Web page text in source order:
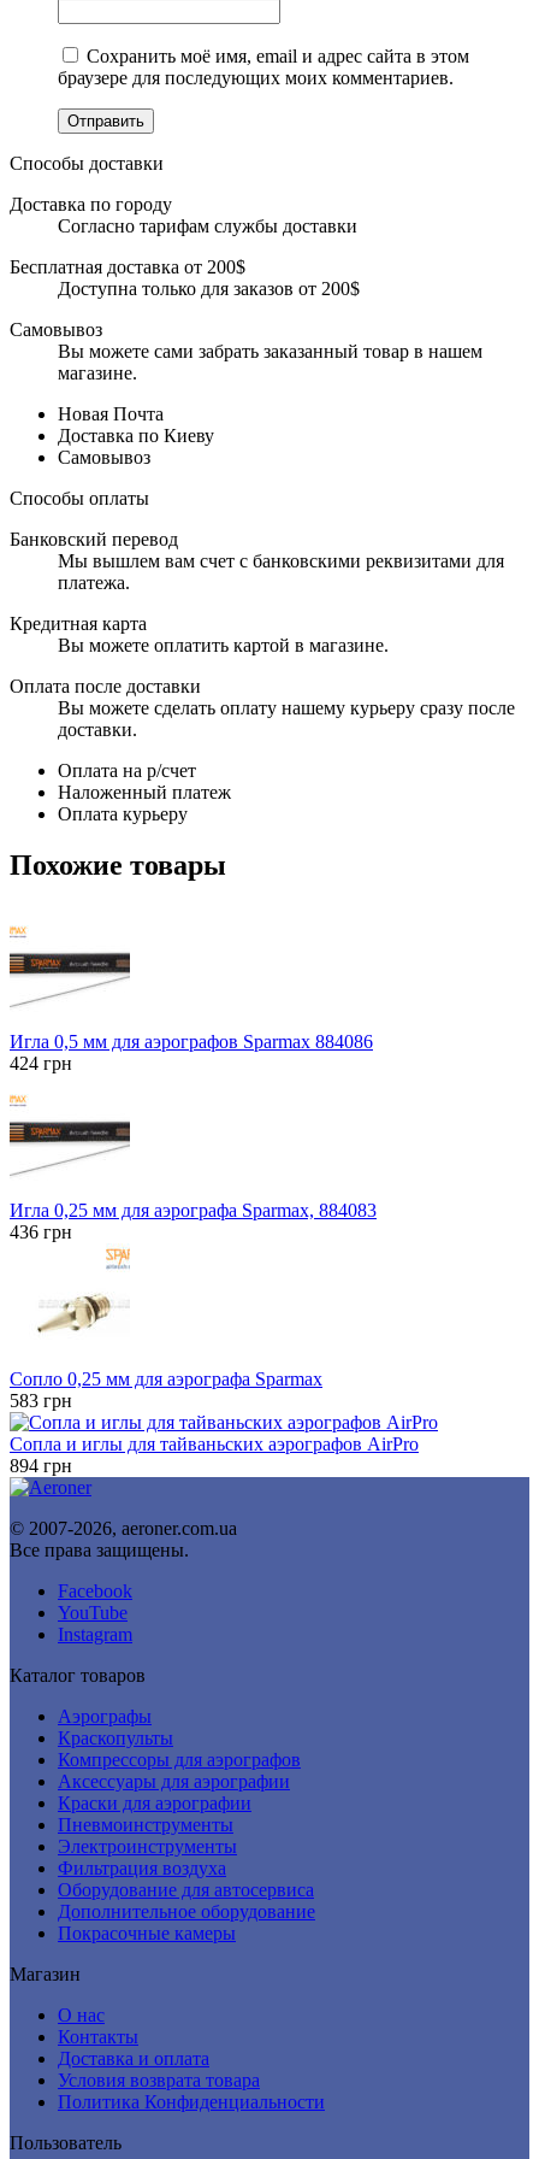
Сохранить моё имя, email и адрес сайта в этом
браузере для последующих моих комментариев.
Отправить
Способы доставки
Доставка по городу
Согласно тарифам службы доставки
Бесплатная доставка от 200$
Доступна только для заказов от 200$
Самовывоз
Вы можете сами забрать заказанный товар в нашем
магазине.
Новая Почта
Доставка по Киеву
Самовывоз
Способы оплаты
Банковский перевод
Мы вышлем вам счет с банковскими реквизитами для
платежа.
Кредитная карта
Вы можете оплатить картой в магазине.
Оплата после доставки
Вы можете сделать оплату нашему курьеру сразу после
доставки.
Оплата на р/счет
Наложенный платеж
Оплата курьеру
Похожие товары
Игла 0,5 мм для аэрографов Sparmax 884086
424 грн
Игла 0,25 мм для аэрографа Sparmax, 884083
436 грн
Сопло 0,25 мм для аэрографа Sparmax
583 грн
Сопла и иглы для тайваньских аэрографов AirPro
894 грн
© 2007-2026, aeroner.com.ua
Все права защищены.
Facebook
YouTube
Instagram
Каталог товаров
Аэрографы
Краскопульты
Компрессоры для аэрографов
Аксессуары для аэрографии
Краски для аэрографии
Пневмоинструменты
Электроинструменты
Фильтрация воздуха
Оборудование для автосервиса
Дополнительное оборудование
Покрасочные камеры
Магазин
О нас
Контакты
Доставка и оплата
Условия возврата товара
Политика Конфиденциальности
Пользователь